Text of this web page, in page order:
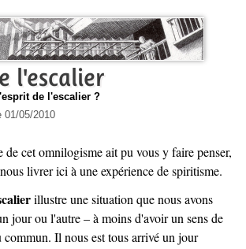
l'escalier
de l'escalier ?
01/05/2010
livrer ici à une expérience de spiritisme.
illustre une situation que nous avons
jour ou l'autre – à moins d'avoir un sens de
commun. Il nous est tous arrivé un jour